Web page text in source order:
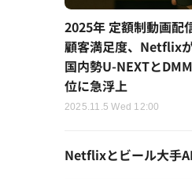
2025年 定額制動画配
顧客満足度、Netflixが
国内勢U-NEXTと
位に急浮上
2025.11.5 Wed 12:00
Netflixとビール大手